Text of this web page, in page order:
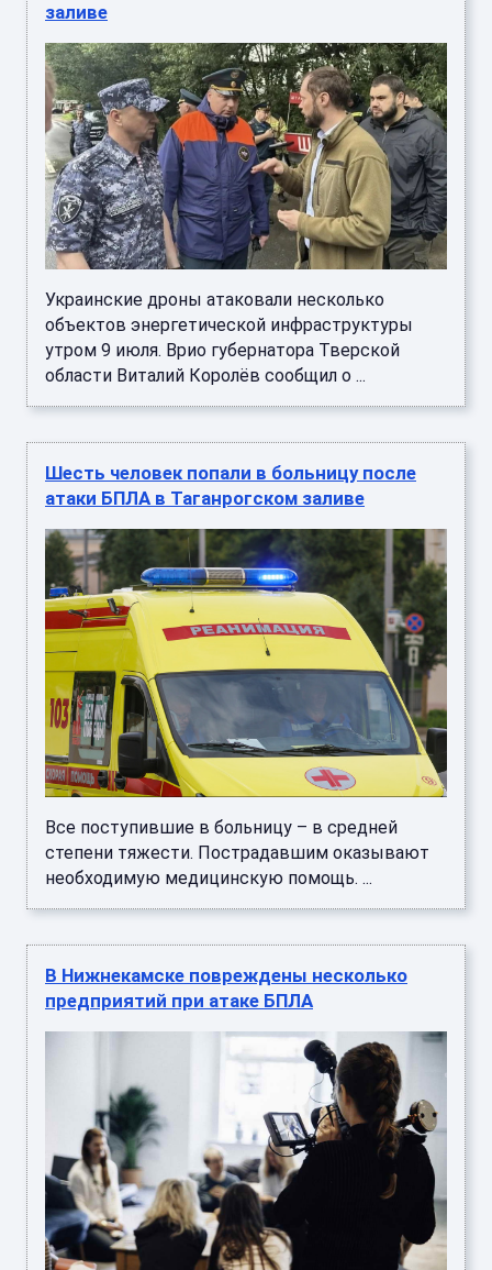
заливе
Украинские дроны атаковали несколько
объектов энергетической инфраструктуры
утром 9 июля. Врио губернатора Тверской
области Виталий Королёв сообщил о ...
Шесть человек попали в больницу после
атаки БПЛА в Таганрогском заливе
Все поступившие в больницу – в средней
степени тяжести. Пострадавшим оказывают
необходимую медицинскую помощь. ...
В Нижнекамске повреждены несколько
предприятий при атаке БПЛА